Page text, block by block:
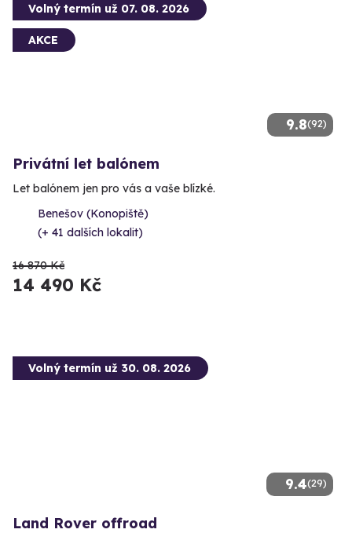
9.8(92)
Volný termín už 07. 08. 2026
AKCE
Privátní let balónem
Let balónem jen pro vás a vaše blízké.
Benešov (Konopiště)
(+ 41 dalších lokalit)
16 870 Kč
14 490 Kč
9.4(29)
Volný termín už 30. 08. 2026
Land Rover offroad